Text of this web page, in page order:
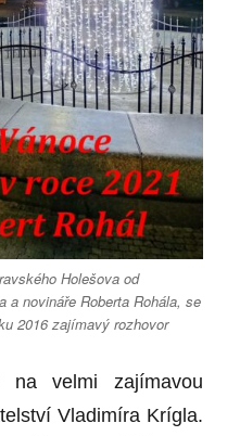
Holešova od
a novináře Roberta Rohála, se
2016 zajímavý rozhovor
na velmi zajímavou
Vladimíra Krígla.